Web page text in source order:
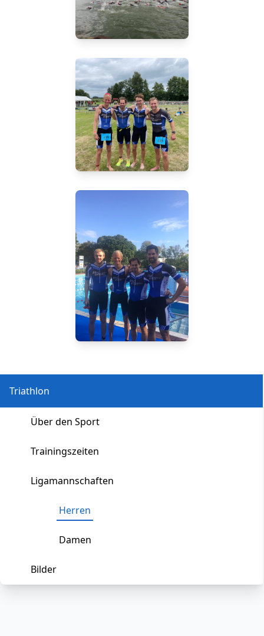
Triathlon
Über den Sport
Trainingszeiten
Ligamannschaften
Herren
Damen
Bilder